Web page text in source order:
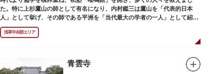
た。特に上杉鷹山の師として有名になり、内村鑑三は鷹山を「代表的日本
人」として挙げ、その師である平洲を「当代最大の学者の一人」として紹介
しています。お墓は天嶽院（てんがくいん）境内にあります。
浅草中央部エリア
青雲寺